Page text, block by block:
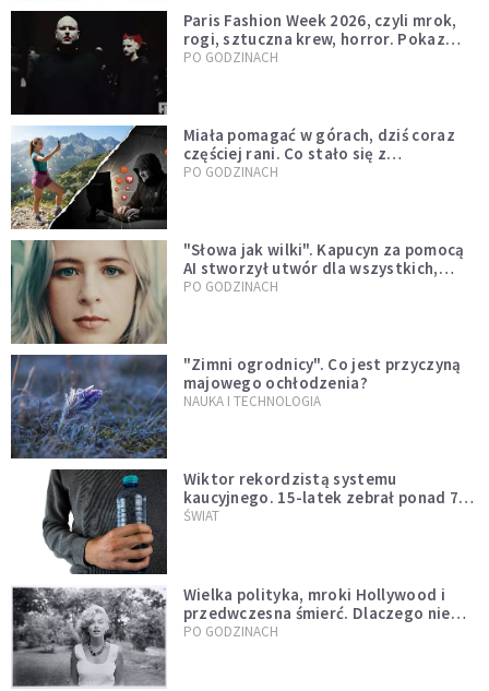
Paris Fashion Week 2026, czyli mrok,
rogi, sztuczna krew, horror. Pokaz
mody czy fascynacja diabłem?
PO GODZINACH
Miała pomagać w górach, dziś coraz
częściej rani. Co stało się z
Tatromaniakami?
PO GODZINACH
"Słowa jak wilki". Kapucyn za pomocą
AI stworzył utwór dla wszystkich,
którzy doświadczają hejtu
PO GODZINACH
"Zimni ogrodnicy". Co jest przyczyną
majowego ochłodzenia?
NAUKA I TECHNOLOGIA
Wiktor rekordzistą systemu
kaucyjnego. 15-latek zebrał ponad 7
tys. butelek i puszek
ŚWIAT
Wielka polityka, mroki Hollywood i
przedwczesna śmierć. Dlaczego nie
możemy przestać mówić o Marilyn
PO GODZINACH